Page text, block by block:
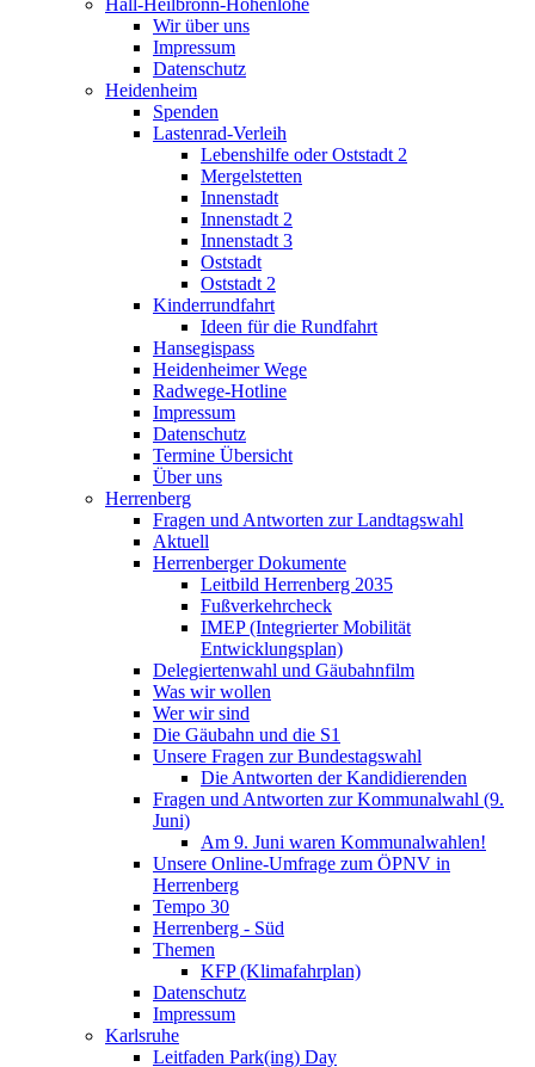
Hall-Heilbronn-Hohenlohe
Wir über uns
Impressum
Datenschutz
Heidenheim
Spenden
Lastenrad-Verleih
Lebenshilfe oder Oststadt 2
Mergelstetten
Innenstadt
Innenstadt 2
Innenstadt 3
Oststadt
Oststadt 2
Kinderrundfahrt
Ideen für die Rundfahrt
Hansegispass
Heidenheimer Wege
Radwege-Hotline
Impressum
Datenschutz
Termine Übersicht
Über uns
Herrenberg
Fragen und Antworten zur Landtagswahl
Aktuell
Herrenberger Dokumente
Leitbild Herrenberg 2035
Fußverkehrcheck
IMEP (Integrierter Mobilität
Entwicklungsplan)
Delegiertenwahl und Gäubahnfilm
Was wir wollen
Wer wir sind
Die Gäubahn und die S1
Unsere Fragen zur Bundestagswahl
Die Antworten der Kandidierenden
Fragen und Antworten zur Kommunalwahl (9.
Juni)
Am 9. Juni waren Kommunalwahlen!
Unsere Online-Umfrage zum ÖPNV in
Herrenberg
Tempo 30
Herrenberg - Süd
Themen
KFP (Klimafahrplan)
Datenschutz
Impressum
Karlsruhe
Leitfaden Park(ing) Day